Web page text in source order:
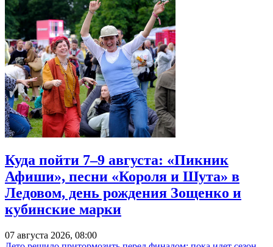
Куда пойти 7–9 августа: «Пикник
Афиши», песни «Короля и Шута» в
Ледовом, день рождения Зощенко и
кубинские марки
07 августа 2026, 08:00